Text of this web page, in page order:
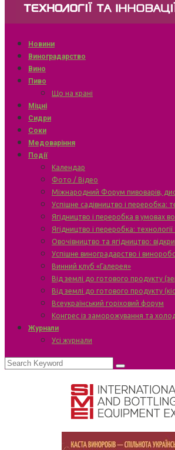
Новини
Виноградарство
Вино
Пиво
Що на крані
Міцні
Сидри
Соки
Медоваріння
Події
Календар
Фото / Відео
Міжнародний Форум пивоварів,
Успішне садівництво і переробка:
Ягідництво і переробка в умовах
Ягідництво і переробка: технології
Овочівництво та ягідництво:
Успішне виноградарство і
Винний клуб «Галерея»
Від землі до готового продукту
Від землі до готового продукту
Всеукраїнський горіховий форум
Конгрес із заморожування та
Журнали
Усі журнали